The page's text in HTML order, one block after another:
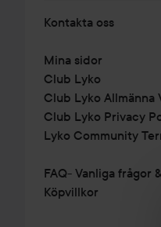
Kontakta oss
Mina sidor
Club Lyko
Club Lyko Allmänna
Club Lyko Privacy
Lyko Community
FAQ- Vanliga frågor &
Köpvillkor